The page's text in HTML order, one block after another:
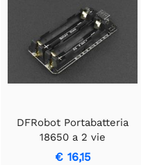
DFRobot Portabatteria
18650 a 2 vie
€ 16,15